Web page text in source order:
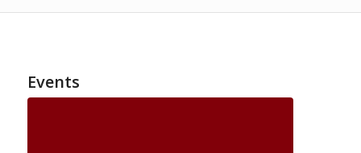
Events